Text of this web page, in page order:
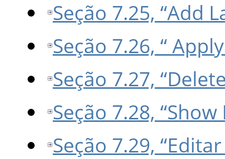
Seção 7.25, “Add
Seção 7.26, “
Seção 7.27,
Seção 7.28,
Seção 7.29,